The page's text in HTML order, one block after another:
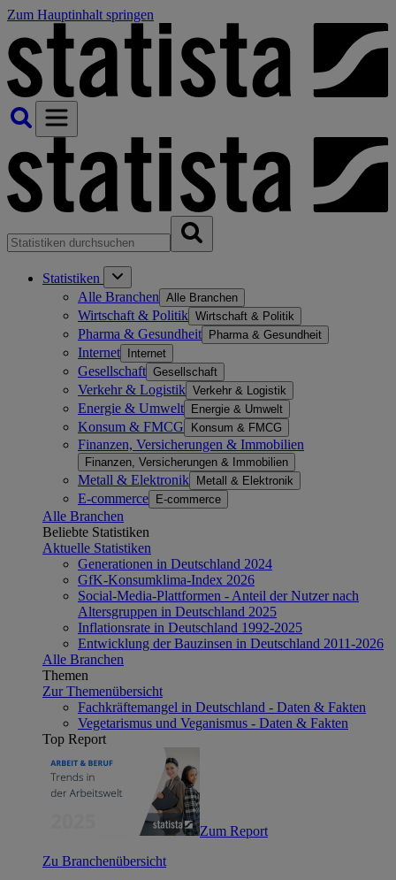
Zum Hauptinhalt springen
Statistiken
Alle Branchen Alle Branchen
Wirtschaft & Politik Wirtschaft & Politik
Pharma & Gesundheit Pharma & Gesundheit
Internet Internet
Gesellschaft Gesellschaft
Verkehr & Logistik Verkehr & Logistik
Energie & Umwelt Energie & Umwelt
Konsum & FMCG Konsum & FMCG
Finanzen, Versicherungen & Immobilien
Finanzen, Versicherungen & Immobilien
Metall & Elektronik Metall & Elektronik
E-commerce E-commerce
Alle Branchen
Beliebte Statistiken
Aktuelle Statistiken
Generationen in Deutschland 2024
GfK-Konsumklima-Index 2026
Social-Media-Plattformen - Anteil der Nutzer nach
Altersgruppen in Deutschland 2025
Inflationsrate in Deutschland 1992-2025
Entwicklung der Bauzinsen in Deutschland 2011-2026
Alle Branchen
Themen
Zur Themenübersicht
Fachkräftemangel in Deutschland - Daten & Fakten
Vegetarismus und Veganismus - Daten & Fakten
Top Report
Zum Report
Zu Branchenübersicht